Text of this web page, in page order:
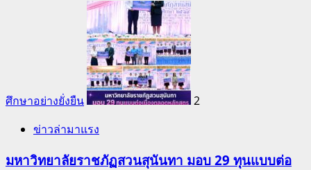
ศึกษาอย่างยั่งยืน
2
ข่าวล่ามาแรง
มหาวิทยาลัยราชภัฏสวนสุนันทา มอบ 29 ทุนแบบต่อ